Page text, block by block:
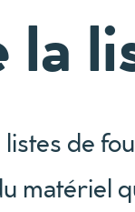
la
de
matériel